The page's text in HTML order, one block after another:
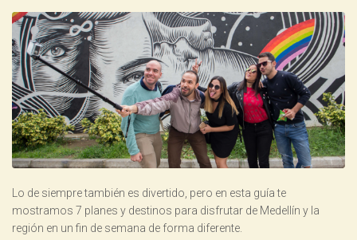
Lo de siempre también es divertido, pero en esta guía te
mostramos 7 planes y destinos para disfrutar de Medellín y la
región en un fin de semana de forma diferente.